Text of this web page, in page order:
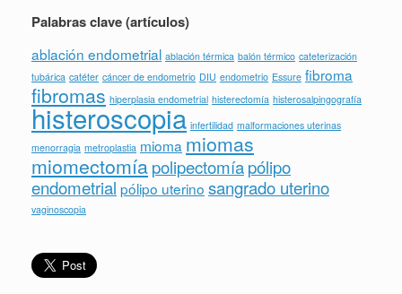
Palabras clave (artículos)
ablación endometrial ablación térmica balón térmico cateterización
tubárica catéter cáncer de endometrio DIU endometrio Essure fibroma
fibromas hiperplasia endometrial histerectomía histerosalpingografía
histeroscopia infertilidad malformaciones uterinas
menorragia metroplastia mioma miomas
miomectomíapolipectomíapólipo
endometrial pólipo uterino sangrado uterino
vaginoscopia